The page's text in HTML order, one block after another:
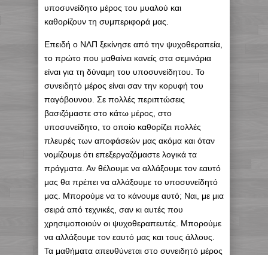
υποσυνείδητο μέρος του μυαλού και
καθορίζουν τη συμπεριφορά μας.
Επειδή ο ΝΛΠ ξεκίνησε από την ψυχοθεραπεία,
το πρώτο που μαθαίνει κανείς στα σεμινάρια
είναι για τη δύναμη του υποσυνείδητου. Το
συνειδητό μέρος είναι σαν την κορυφή του
παγόβουνου. Σε πολλές περιπτώσεις
βασιζόμαστε στο κάτω μέρος, στο
υποσυνείδητο, το οποίο καθορίζει πολλές
πλευρές των αποφάσεών μας ακόμα και όταν
νομίζουμε ότι επεξεργαζόμαστε λογικά τα
πράγματα. Αν θέλουμε να αλλάξουμε τον εαυτό
μας θα πρέπει να αλλάξουμε το υποσυνείδητό
μας. Μπορούμε να το κάνουμε αυτό; Ναι, με μια
σειρά από τεχνικές, σαν κι αυτές που
χρησιμοποιούν οι ψυχοθεραπευτές. Μπορούμε
να αλλάξουμε τον εαυτό μας και τους άλλους.
Τα μαθήματα απευθύνεται στο συνειδητό μέρος